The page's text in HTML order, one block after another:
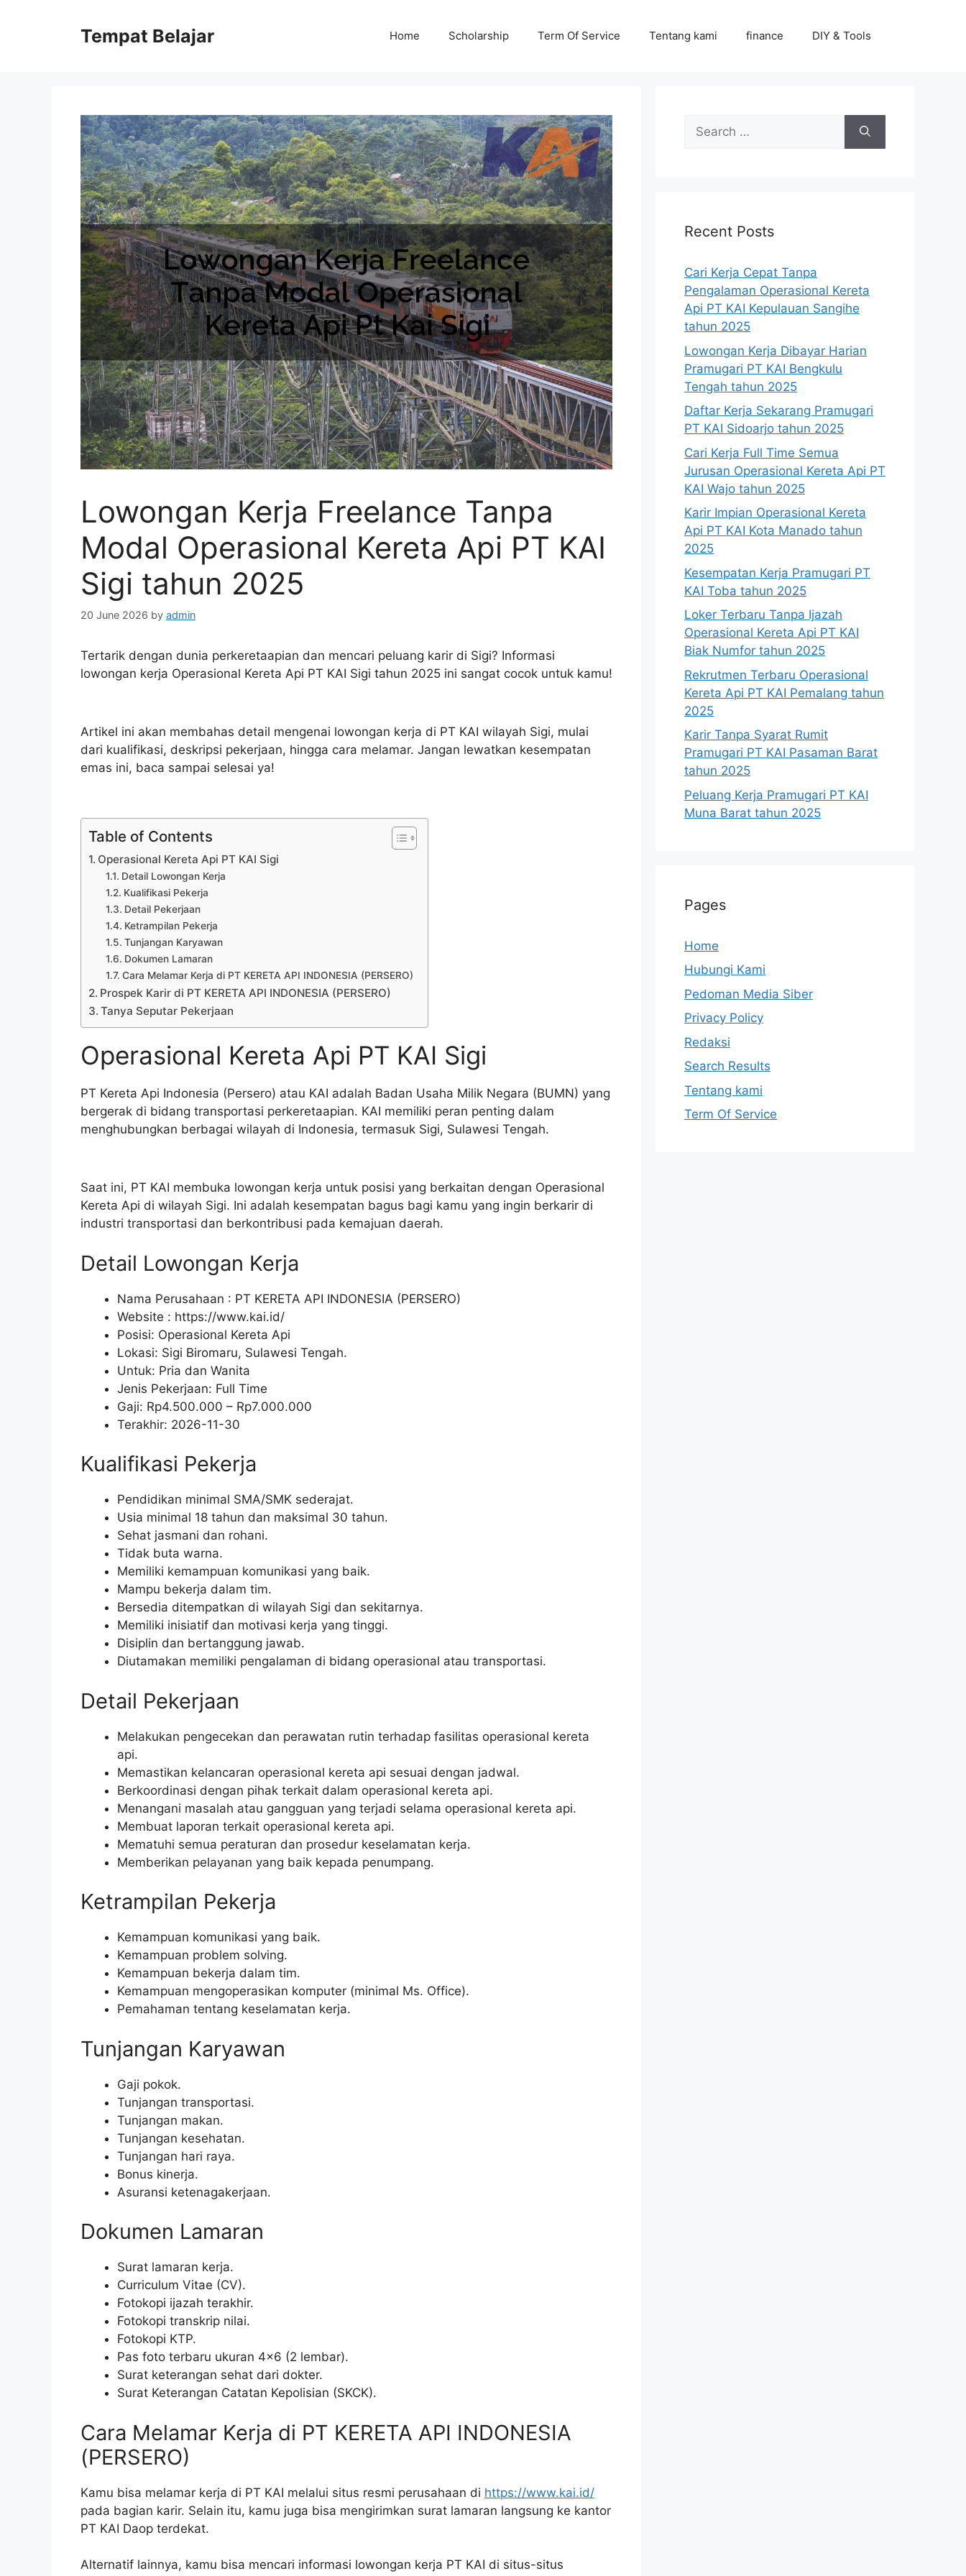
Tempat Belajar Home Scholarship Term Of Service Tentang kami finance DIY & Tools
Lowongan Kerja Freelance Tanpa
Modal Operasional Kereta Api PT KAI
Sigi tahun 2025
20 June 2026 by admin
Tertarik dengan dunia perkeretaapian dan mencari peluang karir di Sigi? Informasi
lowongan kerja Operasional Kereta Api PT KAI Sigi tahun 2025 ini sangat cocok untuk kamu!
Artikel ini akan membahas detail mengenai lowongan kerja di PT KAI wilayah Sigi, mulai
dari kualifikasi, deskripsi pekerjaan, hingga cara melamar. Jangan lewatkan kesempatan
emas ini, baca sampai selesai ya!
Table of Contents
Operasional Kereta Api PT KAI Sigi
Detail Lowongan Kerja
Kualifikasi Pekerja
Detail Pekerjaan
Ketrampilan Pekerja
Tunjangan Karyawan
Dokumen Lamaran
Cara Melamar Kerja di PT KERETA API INDONESIA (PERSERO)
Prospek Karir di PT KERETA API INDONESIA (PERSERO)
Tanya Seputar Pekerjaan
Operasional Kereta Api PT KAI Sigi
PT Kereta Api Indonesia (Persero) atau KAI adalah Badan Usaha Milik Negara (BUMN) yang
bergerak di bidang transportasi perkeretaapian. KAI memiliki peran penting dalam
menghubungkan berbagai wilayah di Indonesia, termasuk Sigi, Sulawesi Tengah.
Saat ini, PT KAI membuka lowongan kerja untuk posisi yang berkaitan dengan Operasional
Kereta Api di wilayah Sigi. Ini adalah kesempatan bagus bagi kamu yang ingin berkarir di
industri transportasi dan berkontribusi pada kemajuan daerah.
Detail Lowongan Kerja
Nama Perusahaan : PT KERETA API INDONESIA (PERSERO)
Website : https://www.kai.id/
Posisi: Operasional Kereta Api
Lokasi: Sigi Biromaru, Sulawesi Tengah.
Untuk: Pria dan Wanita
Jenis Pekerjaan: Full Time
Gaji: Rp4.500.000 – Rp7.000.000
Terakhir: 2026-11-30
Kualifikasi Pekerja
Pendidikan minimal SMA/SMK sederajat.
Usia minimal 18 tahun dan maksimal 30 tahun.
Sehat jasmani dan rohani.
Tidak buta warna.
Memiliki kemampuan komunikasi yang baik.
Mampu bekerja dalam tim.
Bersedia ditempatkan di wilayah Sigi dan sekitarnya.
Memiliki inisiatif dan motivasi kerja yang tinggi.
Disiplin dan bertanggung jawab.
Diutamakan memiliki pengalaman di bidang operasional atau transportasi.
Detail Pekerjaan
Melakukan pengecekan dan perawatan rutin terhadap fasilitas operasional kereta
api.
Memastikan kelancaran operasional kereta api sesuai dengan jadwal.
Berkoordinasi dengan pihak terkait dalam operasional kereta api.
Menangani masalah atau gangguan yang terjadi selama operasional kereta api.
Membuat laporan terkait operasional kereta api.
Mematuhi semua peraturan dan prosedur keselamatan kerja.
Memberikan pelayanan yang baik kepada penumpang.
Ketrampilan Pekerja
Kemampuan komunikasi yang baik.
Kemampuan problem solving.
Kemampuan bekerja dalam tim.
Kemampuan mengoperasikan komputer (minimal Ms. Office).
Pemahaman tentang keselamatan kerja.
Tunjangan Karyawan
Gaji pokok.
Tunjangan transportasi.
Tunjangan makan.
Tunjangan kesehatan.
Tunjangan hari raya.
Bonus kinerja.
Asuransi ketenagakerjaan.
Dokumen Lamaran
Surat lamaran kerja.
Curriculum Vitae (CV).
Fotokopi ijazah terakhir.
Fotokopi transkrip nilai.
Fotokopi KTP.
Pas foto terbaru ukuran 4×6 (2 lembar).
Surat keterangan sehat dari dokter.
Surat Keterangan Catatan Kepolisian (SKCK).
Cara Melamar Kerja di PT KERETA API INDONESIA
(PERSERO)
Kamu bisa melamar kerja di PT KAI melalui situs resmi perusahaan di https://www.kai.id/
pada bagian karir. Selain itu, kamu juga bisa mengirimkan surat lamaran langsung ke kantor
PT KAI Daop terdekat.
Alternatif lainnya, kamu bisa mencari informasi lowongan kerja PT KAI di situs-situs
Search
for:
Recent Posts
Cari Kerja Cepat Tanpa
Pengalaman Operasional Kereta
Api PT KAI Kepulauan Sangihe
tahun 2025
Lowongan Kerja Dibayar Harian
Pramugari PT KAI Bengkulu
Tengah tahun 2025
Daftar Kerja Sekarang Pramugari
PT KAI Sidoarjo tahun 2025
Cari Kerja Full Time Semua
Jurusan Operasional Kereta Api PT
KAI Wajo tahun 2025
Karir Impian Operasional Kereta
Api PT KAI Kota Manado tahun
2025
Kesempatan Kerja Pramugari PT
KAI Toba tahun 2025
Loker Terbaru Tanpa Ijazah
Operasional Kereta Api PT KAI
Biak Numfor tahun 2025
Rekrutmen Terbaru Operasional
Kereta Api PT KAI Pemalang tahun
2025
Karir Tanpa Syarat Rumit
Pramugari PT KAI Pasaman Barat
tahun 2025
Peluang Kerja Pramugari PT KAI
Muna Barat tahun 2025
Pages
Home
Hubungi Kami
Pedoman Media Siber
Privacy Policy
Redaksi
Search Results
Tentang kami
Term Of Service